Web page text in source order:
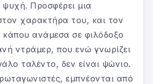
Προσφέρει μια
χαρακτήρα του, και τον
κάπου ανάμεσα σε φιλόδοξο
ντράμερ, που ενώ γνωρίζει
ταλέντο, δεν είναι ψώνιο.
εμπνέονται από